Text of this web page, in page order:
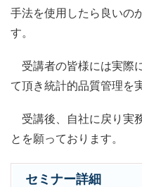
手法を使用したら良いの
す。
受講者の皆様には実際
て頂き統計的品質管理を
受講後、自社に戻り実
とを願っております。
セミナー詳細